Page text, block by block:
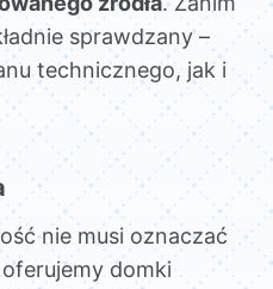
sprawdzany –
technicznego, jak i
nie musi oznaczać
domki